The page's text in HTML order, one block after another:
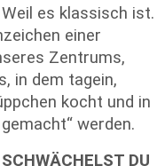
es klassisch ist.
einer
Zentrums,
in dem tagein,
kocht und in
werden.
DU